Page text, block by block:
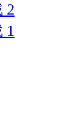
2
1